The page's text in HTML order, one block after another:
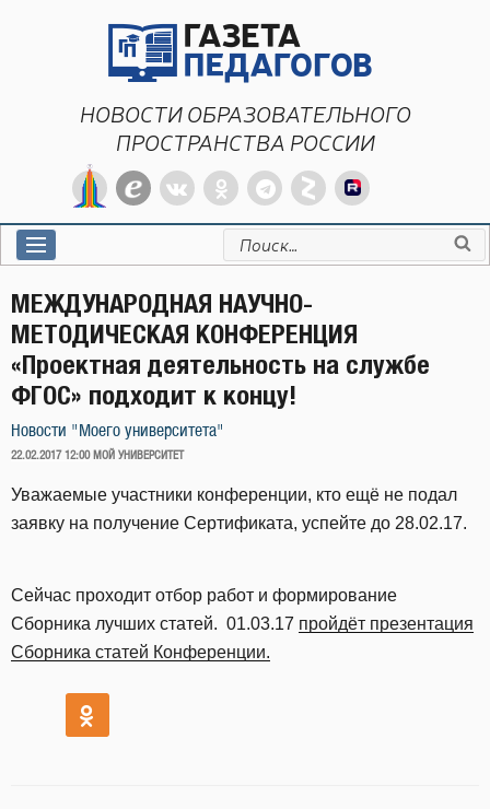
НОВОСТИ ОБРАЗОВАТЕЛЬНОГО
ПРОСТРАНСТВА РОССИИ
Искать:
МЕЖДУНАРОДНАЯ НАУЧНО-
МЕТОДИЧЕСКАЯ КОНФЕРЕНЦИЯ
«Проектная деятельность на службе
ФГОС» подходит к концу!
Новости "Моего университета"
ОПУБЛИКОВАНО
22.02.2017 12:00 МОЙ УНИВЕРСИТЕТ
Уважаемые участники конференции, кто ещё не подал
заявку на получение Сертификата, успейте до 28.02.17.
Сейчас проходит отбор работ и формирование
Сборника лучших статей. 01.03.17 пройдёт презентация
Сборника статей Конференции.